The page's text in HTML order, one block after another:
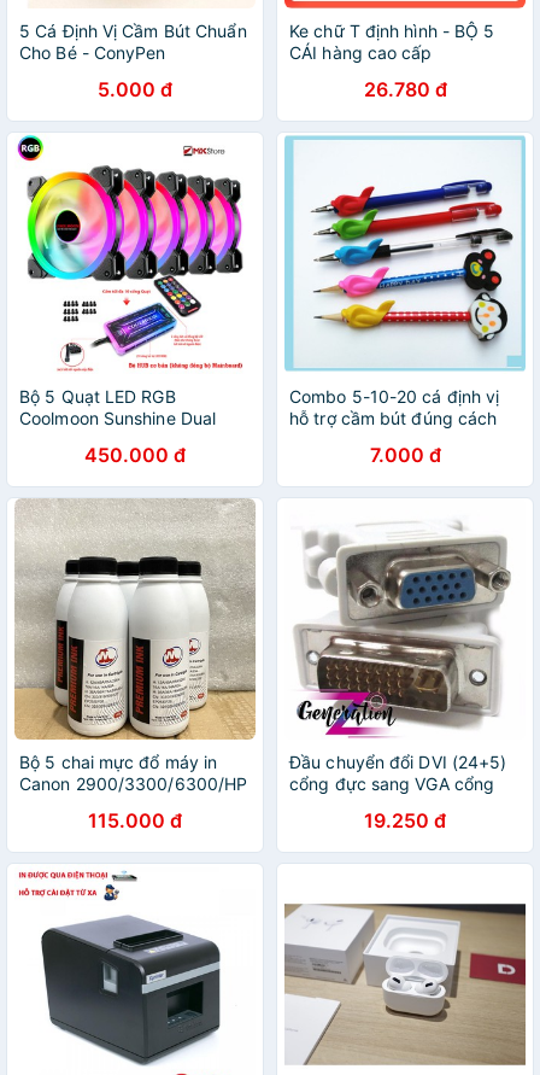
5 Cá Định Vị Cầm Bút Chuẩn
Cho Bé - ConyPen
5.000 đ
Ke chữ T định hình - BỘ 5
CÁI hàng cao cấp
26.780 đ
Bộ 5 Quạt LED RGB
Coolmoon Sunshine Dual
450.000 đ
Combo 5-10-20 cá định vị
hỗ trợ cầm bút đúng cách
7.000 đ
Bộ 5 chai mực đổ máy in
Canon 2900/3300/6300/HP
115.000 đ
Đầu chuyển đổi DVI (24+5)
cổng đực sang VGA cổng
19.250 đ